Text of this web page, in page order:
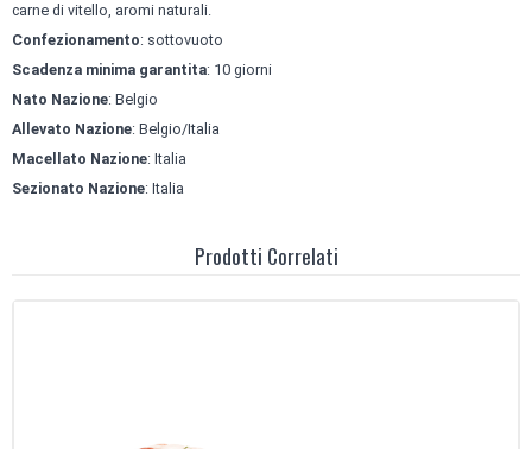
carne di vitello, aromi naturali.
Confezionamento: sottovuoto
Scadenza minima garantita: 10 giorni
Nato Nazione: Belgio
Allevato Nazione: Belgio/Italia
Macellato Nazione: Italia
Sezionato Nazione: Italia
Prodotti Correlati